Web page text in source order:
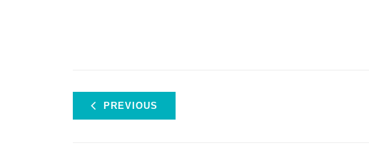
PREVIOUS